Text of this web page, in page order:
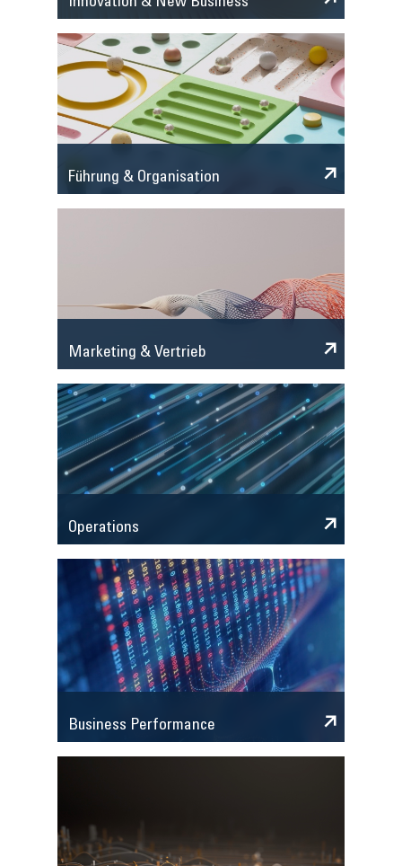
Führung & Organisation
Marketing & Vertrieb
Operations
Business Performance